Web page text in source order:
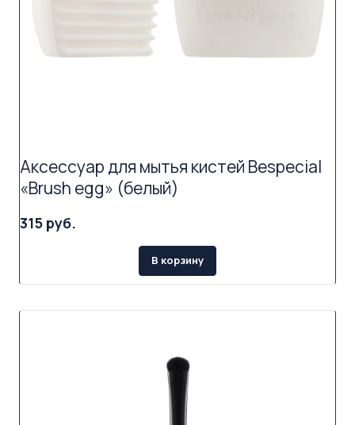
Аксессуар для мытья кистей Bespecial
«Brush egg» (белый)
315 руб.
В корзину